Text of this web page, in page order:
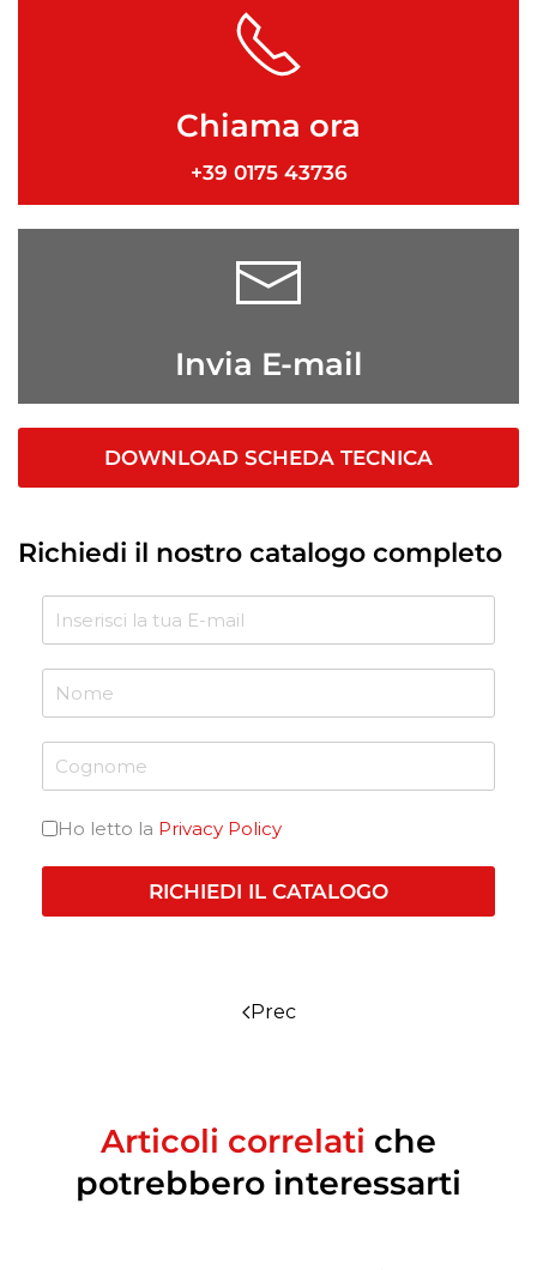
Chiama ora
+39 0175 43736
Invia E-mail
DOWNLOAD SCHEDA TECNICA
Richiedi il nostro catalogo completo
Ho letto la Privacy Policy
RICHIEDI IL CATALOGO
Prec
Articoli correlati che
potrebbero interessarti